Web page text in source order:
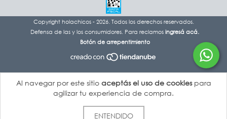
Al navegar por este sitio aceptás el uso de cookiespara
agilizar tu experiencia de compra.
ENTENDIDO
Copyright holachicos - 2026. Todos los derechos reservados.
Defensa de las y los consumidores. Para reclamosingresá acá.
Botón de arrepentimiento